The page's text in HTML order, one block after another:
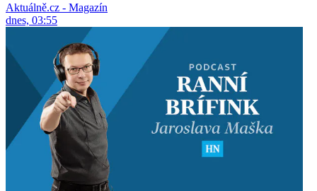
Aktuálně.cz - Magazín
dnes, 03:55